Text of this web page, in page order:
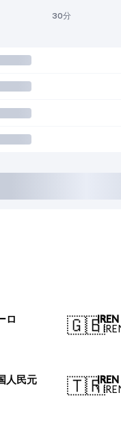
30分
ロ
🇬🇧
1
人民元
🇹🇷
1